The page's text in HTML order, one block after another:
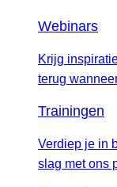
Webinars
Krijg
terug
Trainingen
Verdiep je in
slag met ons